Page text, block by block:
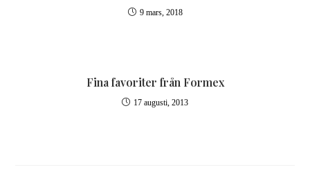
9 mars, 2018
Fina favoriter från Formex
17 augusti, 2013